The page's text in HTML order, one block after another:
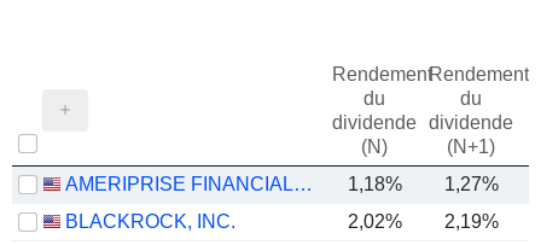
Rendement
du
dividende
(N)
Rendement
du
dividende
(N+1)
AMERIPRISE FINANCIAL, INC. 1,18% 1,27%
BLACKROCK, INC.
2,02%
2,19%